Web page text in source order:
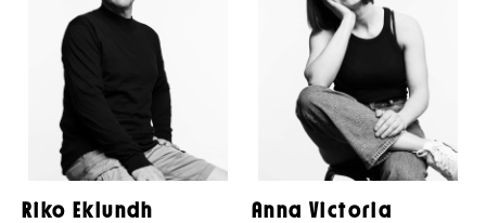
Riko Eklundh
Anna Victoria